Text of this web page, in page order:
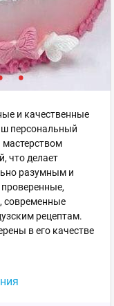
и качественные
персональный
мастерством
что делает
разумным и
современные
рецептам.
в его качестве